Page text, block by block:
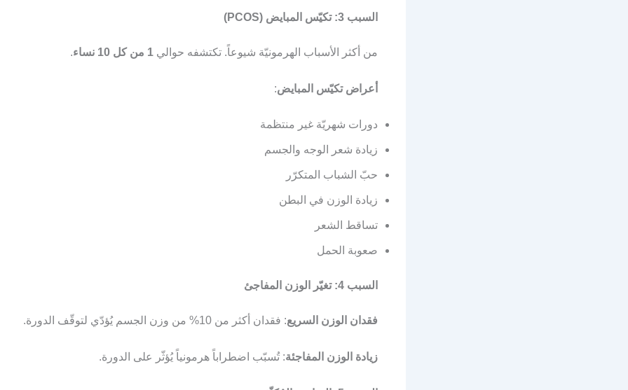
السبب 3: تكيّس المبايض (PCOS)
من أكثر الأسباب الهرمونيّة شيوعاً. تكتشفه حوالي 1 من كل 10 نساء .
أعراض تكيّس المبايض:
دورات شهريّة غير منتظمة
زيادة شعر الوجه والجسم
حبّ الشباب المتكرّر
زيادة الوزن في البطن
تساقط الشعر
صعوبة الحمل
السبب 4: تغيّر الوزن المفاجئ
فقدان الوزن السريع: فقدان أكثر من 10% من وزن الجسم يُؤدّي لتوقّف الدورة.
زيادة الوزن المفاجئة: تُسبّب اضطراباً هرمونياً يُؤثّر على الدورة.